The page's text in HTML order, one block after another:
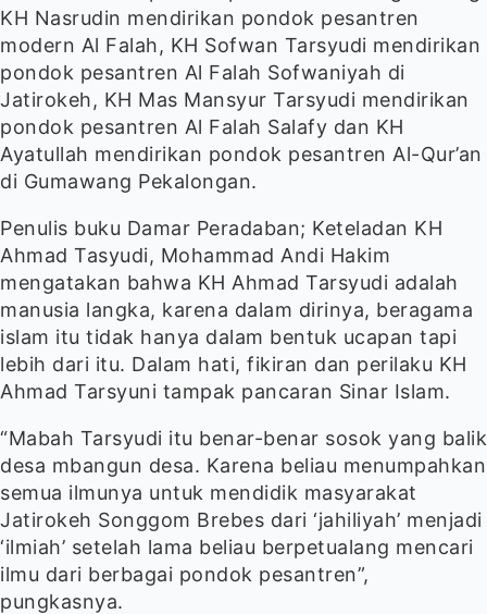
KH Nasrudin mendirikan pondok pesantren
modern Al Falah, KH Sofwan Tarsyudi mendirikan
pondok pesantren Al Falah Sofwaniyah di
Jatirokeh, KH Mas Mansyur Tarsyudi mendirikan
pondok pesantren Al Falah Salafy dan KH
Ayatullah mendirikan pondok pesantren Al-Qur’an
di Gumawang Pekalongan.
Penulis buku Damar Peradaban; Keteladan KH
Ahmad Tasyudi, Mohammad Andi Hakim
mengatakan bahwa KH Ahmad Tarsyudi adalah
manusia langka, karena dalam dirinya, beragama
islam itu tidak hanya dalam bentuk ucapan tapi
lebih dari itu. Dalam hati, fikiran dan perilaku KH
Ahmad Tarsyuni tampak pancaran Sinar Islam.
“Mabah Tarsyudi itu benar-benar sosok yang balik
desa mbangun desa. Karena beliau menumpahkan
semua ilmunya untuk mendidik masyarakat
Jatirokeh Songgom Brebes dari ‘jahiliyah’ menjadi
‘ilmiah’ setelah lama beliau berpetualang mencari
ilmu dari berbagai pondok pesantren”,
pungkasnya.